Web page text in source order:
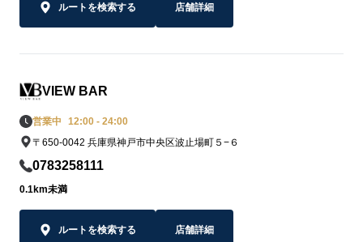
ルートを検索する 店舗詳細
VIEW BAR
営業中
12:00 - 24:00
〒650-0042 兵庫県神戸市中央区波止場町５−６
0783258111
0.1km未満
ルートを検索する 店舗詳細